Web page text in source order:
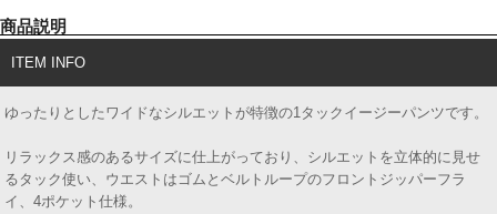
商品説明
ITEM INFO
ゆったりとしたワイドなシルエットが特徴の1タックイージーパンツです。
リラックス感のあるサイズに仕上がっており、シルエットを立体的に見せ
るタック使い、ウエストはゴムとベルトループのフロントジッパーフラ
イ、4ポケット仕様。